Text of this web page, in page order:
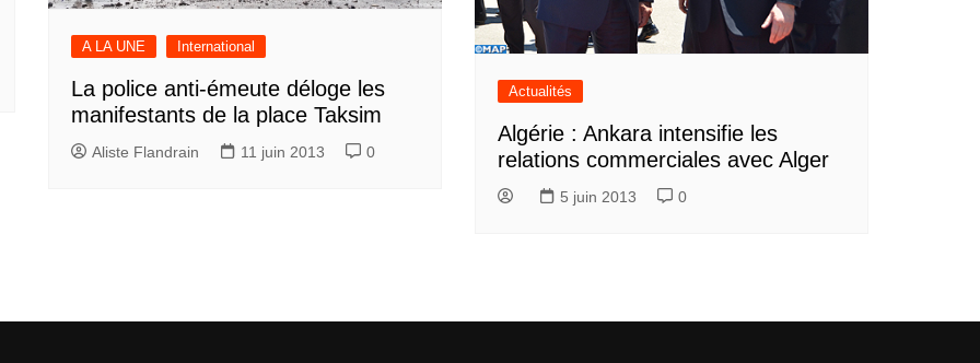
A LA UNE International
La police anti-émeute déloge les
manifestants de la place Taksim
Aliste Flandrain 11 juin 2013 0
Actualités
Algérie : Ankara intensifie les
relations commerciales avec Alger
5 juin 2013 0